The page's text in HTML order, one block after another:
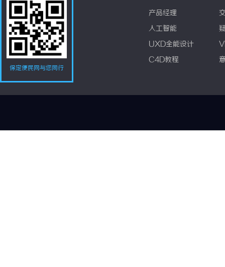
保定便民网与您同行
产品经理
人工智能
UXD全能设计
C4D教程